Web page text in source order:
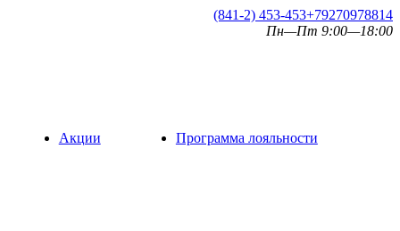
(841-2) 453-453+79270978814
Пн—Пт 9:00—18:00
Акции Программа лояльности